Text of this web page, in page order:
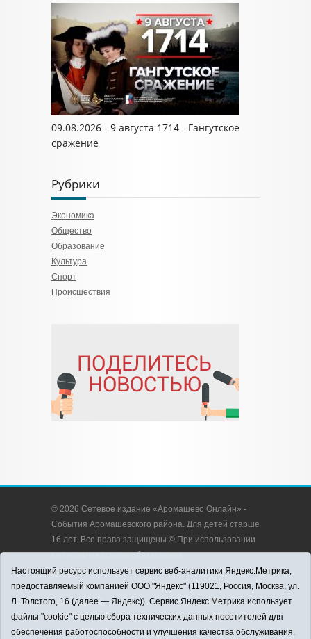
09.08.2026 - 9 августа 1714 - Гангутское
сражение
Рубрики
Экономика
Общество
Образование
Культура
Спорт
Происшествия
© 2026 Сетевое издание «Аромашево Онлайн» -
События Аромашевского района. Для детей старше
16 лет. Все права защищены © При использовании
материалов ссылка обязательна.
Адрес редакции: 627350, Россия, Тюменская
область, Аромашевский район, с. Аромашево, ул.
Кирова, д. 13.
Адрес электронной почты редакции:
strudu72@obl72.ru
Настоящий ресурс использует сервис веб-аналитики Яндекс.Метрика,
предоставляемый компанией ООО "Яндекс" (119021, Россия, Москва, ул.
Л. Толстого, 16 (далее — Яндекс)). Сервис Яндекс.Метрика использует
файлы "cookie" с целью сбора технических данных посетителей для
обеспечения работоспособности и улучшения качества обслуживания.